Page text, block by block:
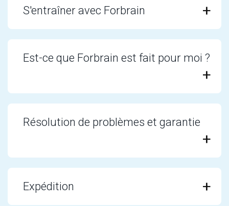
S'entraîner avec Forbrain
Est-ce que Forbrain est fait pour moi ?
Résolution de problèmes et garantie
Expédition